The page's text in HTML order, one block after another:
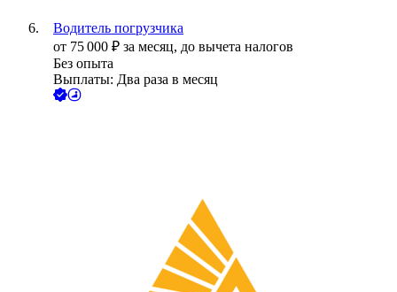
Водитель погрузчика
от 75 000 ₽ за месяц, до вычета налогов
Без опыта
Выплаты: Два раза в месяц